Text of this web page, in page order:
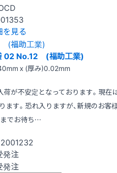
を見る
02 No.12 (福助工業)
x (厚み)0.02mm
が不安定となっております。現在
す。恐れ入りますが、新規のお客
でお待ち…
2001232
発注
発注